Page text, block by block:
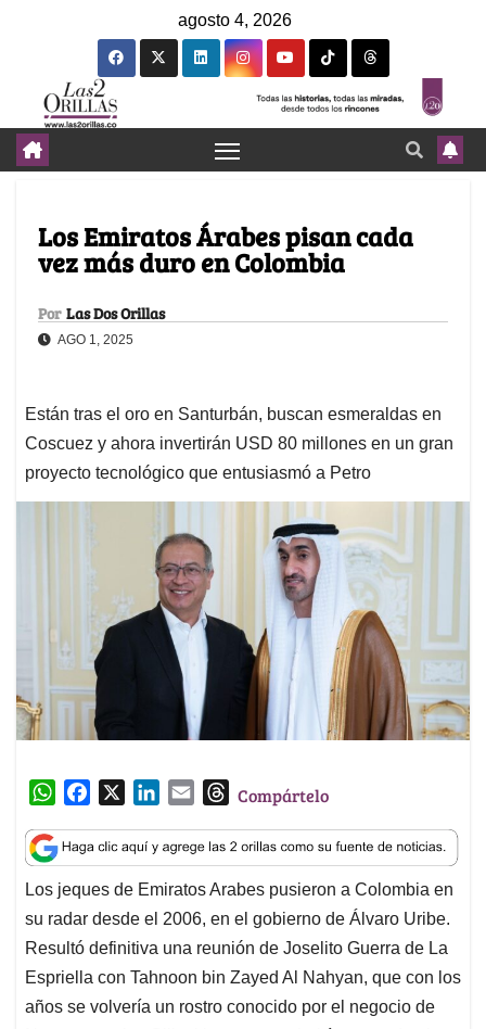
agosto 4, 2026
Los Emiratos Árabes pisan cada
vez más duro en Colombia
Por Las Dos Orillas
AGO 1, 2025
Están tras el oro en Santurbán, buscan esmeraldas en
Coscuez y ahora invertirán USD 80 millones en un gran
proyecto tecnológico que entusiasmó a Petro
W
a
t
s
A
p
p
c
e
b
o
o
k
n
k
e
d
I
n
a
i
l
T
r
e
a
d
s
Compártelo
Los jeques de Emiratos Arabes pusieron a Colombia en
su radar desde el 2006, en el gobierno de Álvaro Uribe.
Resultó definitiva una reunión de Joselito Guerra de La
Espriella con Tahnoon bin Zayed Al Nahyan, que con los
años se volvería un rostro conocido por el negocio de